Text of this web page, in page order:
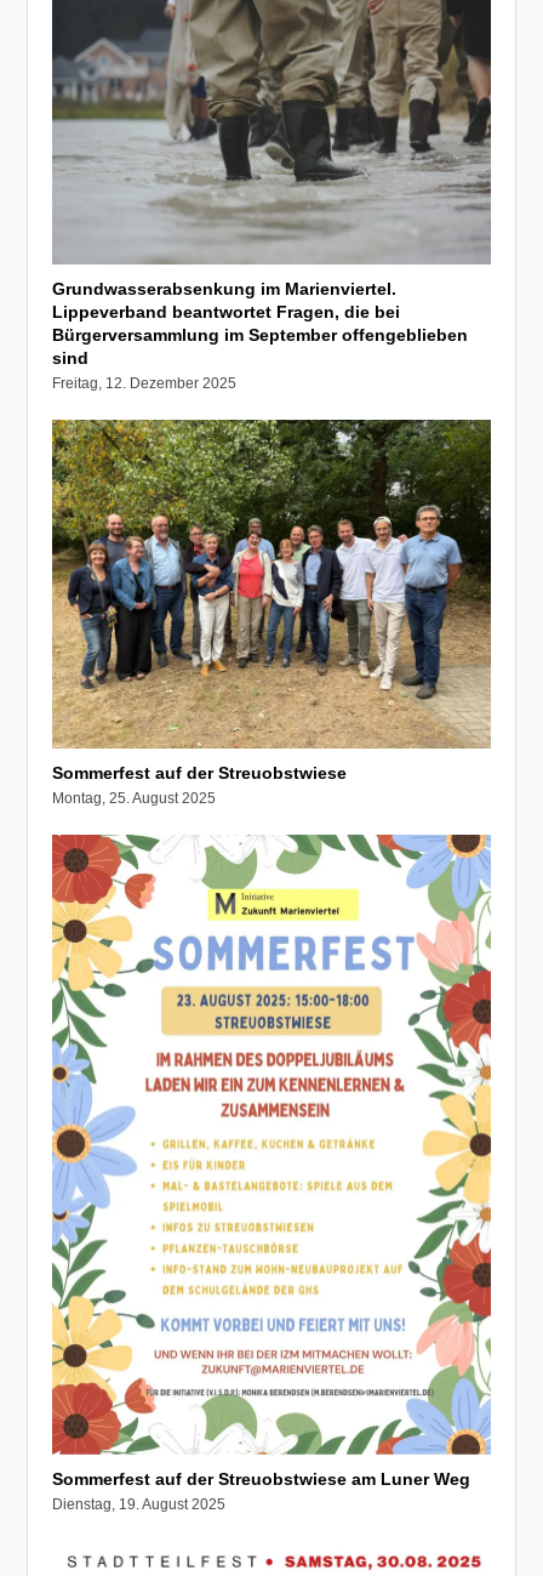
Grundwasserabsenkung im Marienviertel.
Lippeverband beantwortet Fragen, die bei
Bürgerversammlung im September offengeblieben
sind
Freitag, 12. Dezember 2025
Sommerfest auf der Streuobstwiese
Montag, 25. August 2025
Sommerfest auf der Streuobstwiese am Luner Weg
Dienstag, 19. August 2025